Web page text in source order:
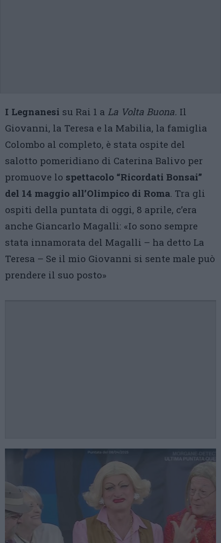
I Legnanesi su Rai 1 a La Volta Buona. Il
Giovanni, la Teresa e la Mabilia, la famiglia
Colombo al completo, è stata ospite del
salotto pomeridiano di Caterina Balivo per
promuove lo spettacolo “Ricordati Bonsai”
del 14 maggio all’Olimpico di Roma. Tra gli
ospiti della puntata di oggi, 8 aprile, c’era
anche Giancarlo Magalli: «Io sono sempre
stata innamorata del Magalli – ha detto La
Teresa – Se il mio Giovanni si sente male può
prendere il suo posto»